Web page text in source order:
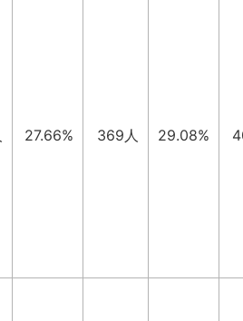
27.66% 369人 29.08%